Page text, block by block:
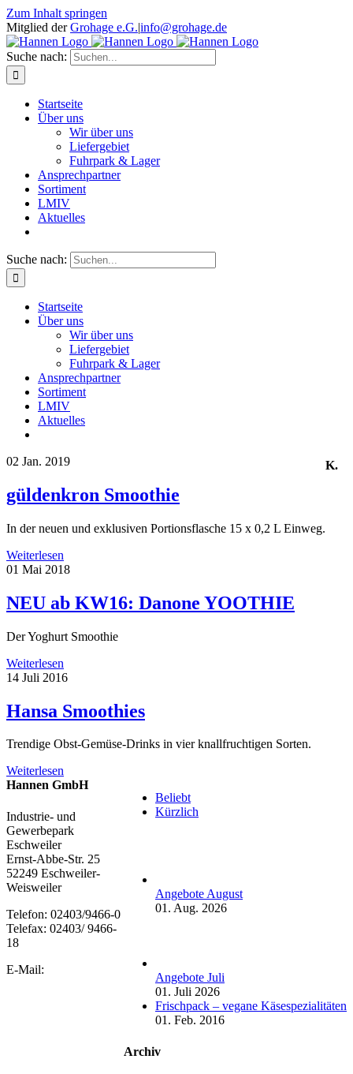
Zum Inhalt springen
Mitglied derGrohage e.G.|info@grohage.de
Suche nach:
Startseite
Über uns
Wir über uns
Liefergebiet
Fuhrpark & Lager
Ansprechpartner
Sortiment
LMIV
Aktuelles
Suche nach:
Startseite
Über uns
Wir über uns
Liefergebiet
Fuhrpark & Lager
Ansprechpartner
Sortiment
LMIV
Aktuelles
02 Jan. 2019
güldenkron Smoothie
In der neuen und exklusiven Portionsflasche 15 x 0,2 L Einweg.
Weiterlesen
01 Mai 2018
NEU ab KW16: Danone YOOTHIE
Der Yoghurt Smoothie
Weiterlesen
14 Juli 2016
Hansa Smoothies
Trendige Obst-Gemüse-Drinks in vier knallfruchtigen Sorten.
Weiterlesen
Beliebt
Kürzlich
Angebote August
01. Aug. 2026
Angebote Juli
01. Juli 2026
Frischpack – vegane Käsespezialitäten
01. Feb. 2016
Archiv
K.
Hannen GmbH
Industrie- und
Gewerbepark
Eschweiler
Ernst-Abbe-Str. 25
52249 Eschweiler-
Weisweiler
Telefon: 02403/9466-0
Telefax: 02403/ 9466-
18
E-Mail: